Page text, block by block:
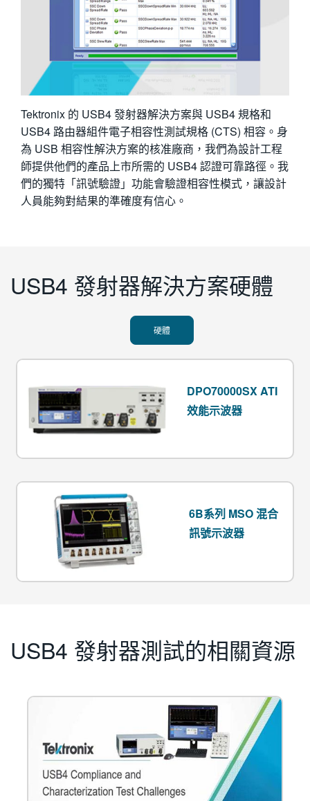
Tektronix 的 USB4 發射器解決方案與 USB4 規格和
USB4 路由器組件電子相容性測試規格 (CTS) 相容。身
為 USB 相容性解決方案的核准廠商，我們為設計工程
師提供他們的產品上市所需的 USB4 認證可靠路徑。我
們的獨特「訊號驗證」功能會驗證相容性模式，讓設計
人員能夠對結果的準確度有信心。
USB4 發射器解決方案硬體
硬體
DPO70000SX ATI
效能示波器
6B系列 MSO 混合
訊號示波器
USB4 發射器測試的相關資源